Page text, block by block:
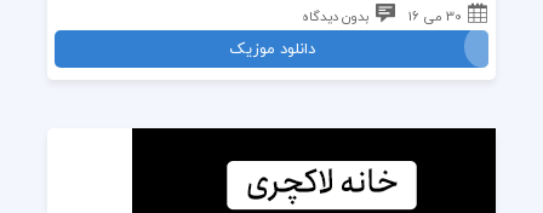
30 می 16 بدون دیدگاه
دانلود موزیک